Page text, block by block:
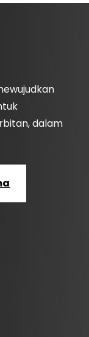
dalam